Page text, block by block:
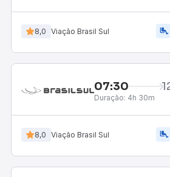
8,0 Viação Brasil Sul airline_seat_legroom_extra
07:30
Duração: 4h 30m
8,0 Viação Brasil Sul airline_seat_legroom_extra